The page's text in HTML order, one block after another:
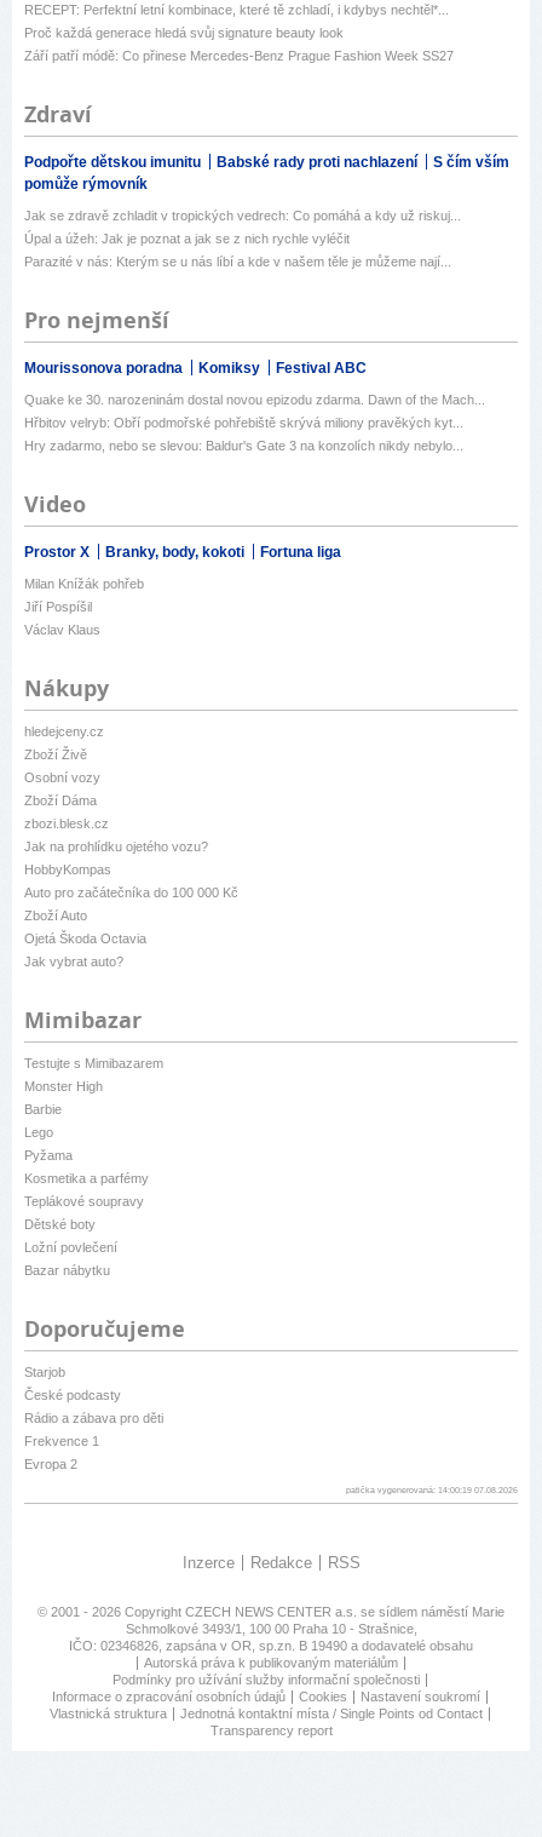
RECEPT: Perfektní letní kombinace, které tě zchladí, i kdybys nechtěl*...
Proč každá generace hledá svůj signature beauty look
Září patří módě: Co přinese Mercedes-Benz Prague Fashion Week SS27
Zdraví
Podpořte dětskou imunitu Babské rady proti nachlazení
S čím vším
pomůže rýmovník
Jak se zdravě zchladit v tropických vedrech: Co pomáhá a kdy už riskuj...
Úpal a úžeh: Jak je poznat a jak se z nich rychle vyléčit
Parazité v nás: Kterým se u nás líbí a kde v našem těle je můžeme nají...
Pro nejmenší
Mourissonova poradna Komiksy Festival ABC
Quake ke 30. narozeninám dostal novou epizodu zdarma. Dawn of the Mach...
Hřbitov velryb: Obří podmořské pohřebiště skrývá miliony pravěkých kyt...
Hry zadarmo, nebo se slevou: Baldur's Gate 3 na konzolích nikdy nebylo...
Video
Prostor X Branky, body, kokoti Fortuna liga
Milan Knížák pohřeb
Jiří Pospíšil
Václav Klaus
Nákupy
hledejceny.cz
Zboží Živě
Osobní vozy
Zboží Dáma
zbozi.blesk.cz
Jak na prohlídku ojetého vozu?
HobbyKompas
Auto pro začátečníka do 100 000 Kč
Zboží Auto
Ojetá Škoda Octavia
Jak vybrat auto?
Mimibazar
Testujte s Mimibazarem
Monster High
Barbie
Lego
Pyžama
Kosmetika a parfémy
Teplákové soupravy
Dětské boty
Ložní povlečení
Bazar nábytku
Doporučujeme
Starjob
České podcasty
Rádio a zábava pro děti
Frekvence 1
Evropa 2
patička vygenerovaná: 14:00:19 07.08.2026
Inzerce Redakce RSS
© 2001 - 2026 Copyright CZECH NEWS CENTER a.s. se sídlem náměstí Marie
Schmolkové 3493/1, 100 00 Praha 10 - Strašnice,
IČO: 02346826, zapsána v OR, sp.zn. B 19490 a dodavatelé obsahu
Autorská práva k publikovaným materiálům
Podmínky pro užívání služby informační společnosti
Informace o zpracování osobních údajů
Cookies
Nastavení soukromí
Vlastnická struktura
Jednotná kontaktní místa / Single Points od Contact
Transparency report